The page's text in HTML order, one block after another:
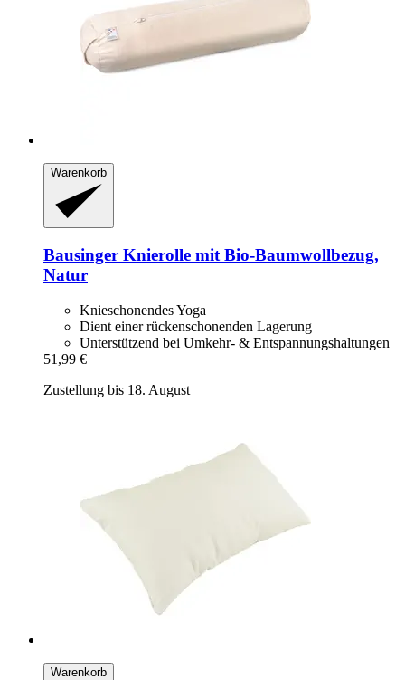
Warenkorb
Bausinger Knierolle mit Bio-​Baumwollbezug,
Natur
Knieschonendes Yoga
Dient einer rückenschonenden Lagerung
Unterstützend bei Umkehr- & Entspannungshaltungen
51,99 €
Zustellung bis 18. August
Warenkorb